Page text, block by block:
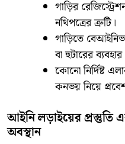
​গাড়ির
নথিপত্রের ত্রুটি।
​গাড়িতে
বা হুটারের
​কোনো নির্দিষ্ট
কনভয় নিয়ে
​আইনি লড়াইয়ের প্রস্তুতি
অবস্থান